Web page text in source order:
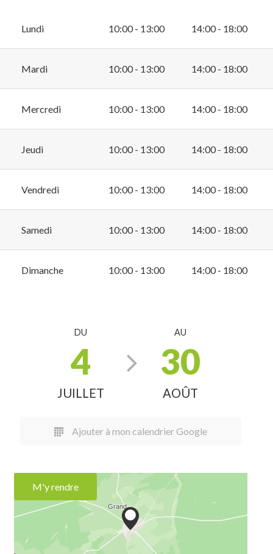
Lundi 10:00 - 13:00 14:00 - 18:00
Mardi 10:00 - 13:00 14:00 - 18:00
Mercredi 10:00 - 13:00 14:00 - 18:00
Jeudi 10:00 - 13:00 14:00 - 18:00
Vendredi 10:00 - 13:00 14:00 - 18:00
Samedi 10:00 - 13:00 14:00 - 18:00
Dimanche 10:00 - 13:00 14:00 - 18:00
DU
4
JUILLET
AU
30
AOÛT
Ajouter à mon calendrier Google
M'y rendre